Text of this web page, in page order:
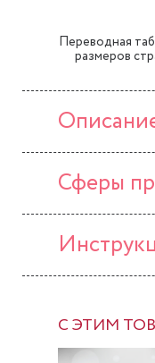
Переводная
размеров
Сферы
С ЭТИМ